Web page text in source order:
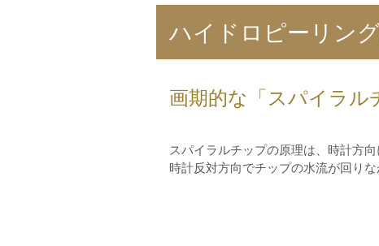
ハイドロピーリン
画期的な「スパイラル
スパイラルチップの原理は、時計方
時計反対方向でチップの水流が回り